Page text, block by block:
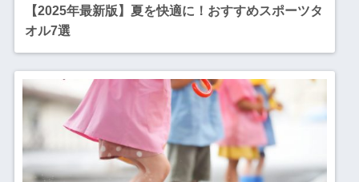
【2025年最新版】夏を快適に！おすすめスポーツタ
オル7選